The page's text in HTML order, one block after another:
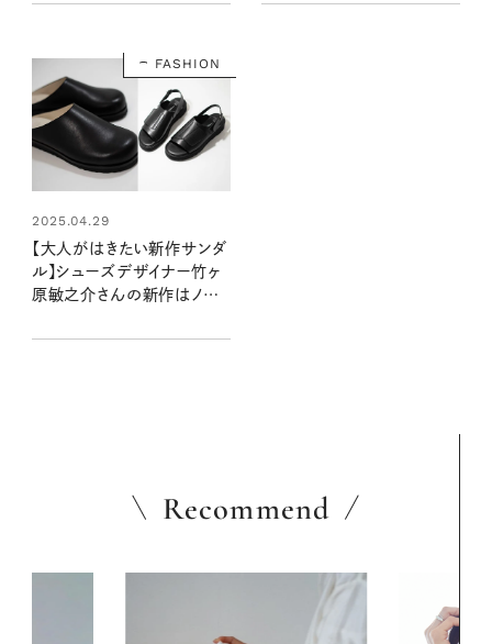
けよう！
FASHION
2025.04.29
【大人がはきたい新作サンダ
ル】シューズデザイナー竹ヶ
原敏之介さんの新作はノー
Recommend